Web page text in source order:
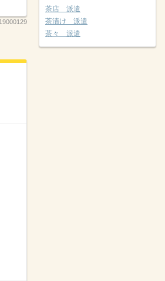
茶店 派遣
茶漬け 派遣
茶々 派遣